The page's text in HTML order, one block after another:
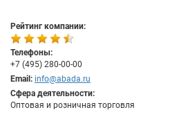
Рейтинг компании:
Телефоны:
+7 (495) 280-00-00
Email: info@abada.ru
Сфера деятельности:
Оптовая и розничная торговля